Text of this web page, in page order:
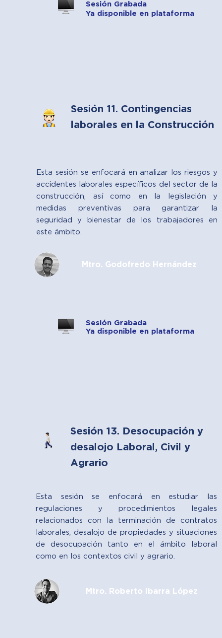
Sesión Grabada
Ya disponible en plataforma
Sesión 11. Contingencias
laborales en la Construcción
Esta sesión se enfocará en analizar los riesgos y
accidentes laborales específicos del sector de la
construcción, así como en la legislación y
medidas preventivas para garantizar la
seguridad y bienestar de los trabajadores en
este ámbito.
Mtro. Godofredo Hernández
Sesión Grabada
Ya disponible en plataforma
Sesión 13. Desocupación y
desalojo Laboral, Civil y
Agrario
Esta sesión se enfocará en estudiar las
regulaciones y procedimientos legales
relacionados con la terminación de contratos
laborales, desalojo de propiedades y situaciones
de desocupación tanto en el ámbito laboral
como en los contextos civil y agrario.
Mtro. Roberto Ibarra López